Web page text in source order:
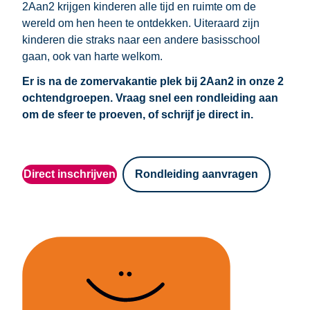
2Aan2 krijgen kinderen alle tijd en ruimte om de
wereld om hen heen te ontdekken. Uiteraard zijn
kinderen die straks naar een andere basisschool
gaan, ook van harte welkom.
Er is na de zomervakantie plek bij 2Aan2 in onze 2
ochtendgroepen. Vraag snel een rondleiding aan
om de sfeer te proeven, of schrijf je direct in.
Direct inschrijven Rondleiding aanvragen